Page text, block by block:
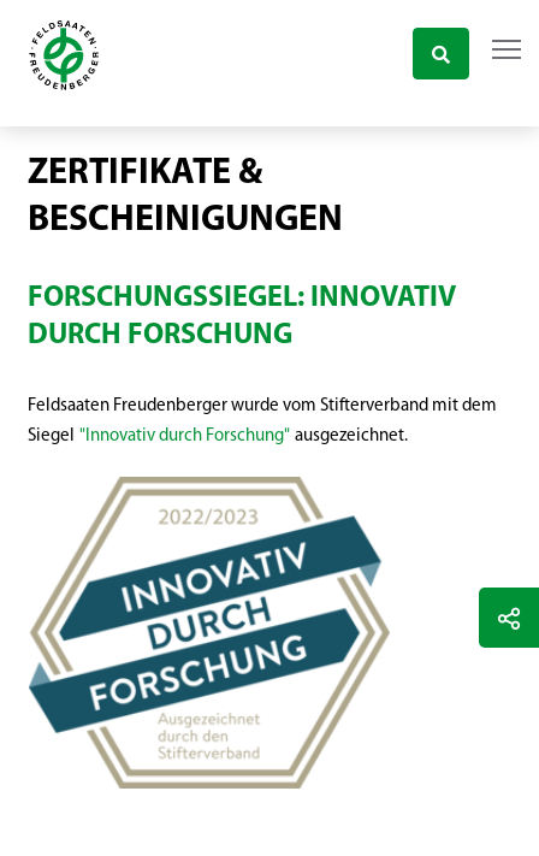
ZERTIFIKATE &
BESCHEINIGUNGEN
FORSCHUNGSSIEGEL: INNOVATIV
DURCH FORSCHUNG
Feldsaaten Freudenberger wurde vom Stifterverband mit dem
Siegel "Innovativ durch Forschung" ausgezeichnet.